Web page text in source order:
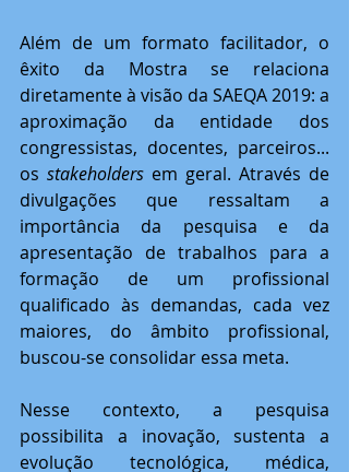
Além de um formato facilitador, o
êxito da Mostra se relaciona
diretamente à visão da SAEQA 2019: a
aproximação da entidade dos
congressistas, docentes, parceiros...
os stakeholders em geral. Através de
divulgações que ressaltam a
importância da pesquisa e da
apresentação de trabalhos para a
formação de um profissional
qualificado às demandas, cada vez
maiores, do âmbito profissional,
buscou-se consolidar essa meta.
Nesse contexto, a pesquisa
possibilita a inovação, sustenta a
evolução tecnológica, médica,